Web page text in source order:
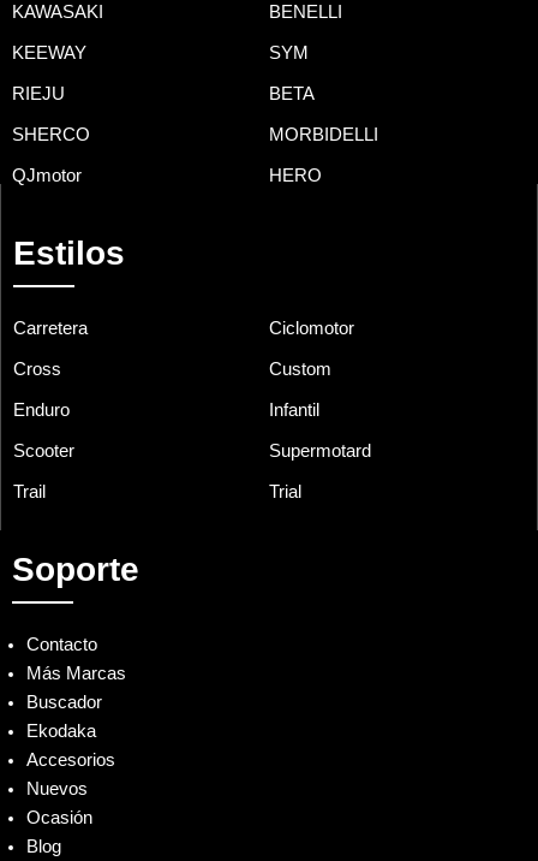
KAWASAKI BENELLI
KEEWAY SYM
RIEJU BETA
SHERCO MORBIDELLI
QJmotor HERO
Estilos
Carretera Ciclomotor
Cross Custom
Enduro Infantil
Scooter Supermotard
Trail Trial
Soporte
Contacto
Más Marcas
Buscador
Ekodaka
Accesorios
Nuevos
Ocasión
Blog